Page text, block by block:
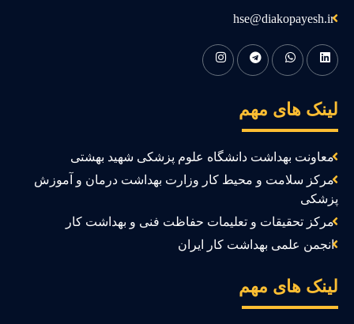
hse@diakopayesh.ir
های مهم
معاونت بهداشت دانشگاه علوم پزشکی شهید بهشتی
مرکز سلامت و محیط کار وزارت بهداشت درمان و آموزش
مرکز تحقیقات و تعلیمات حفاظت فنی و بهداشت کار
انجمن علمی بهداشت کار ایران
های مهم